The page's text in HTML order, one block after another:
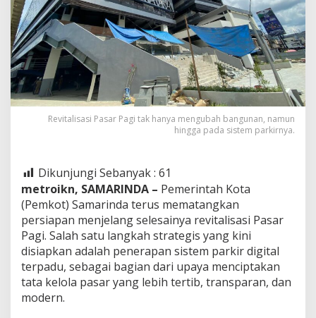
Revitalisasi Pasar Pagi tak hanya mengubah bangunan, namun
hingga pada sistem parkirnya.
Dikunjungi Sebanyak : 61
metroikn, SAMARINDA – Pemerintah Kota
(Pemkot) Samarinda terus mematangkan
persiapan menjelang selesainya revitalisasi Pasar
Pagi. Salah satu langkah strategis yang kini
disiapkan adalah penerapan sistem parkir digital
terpadu, sebagai bagian dari upaya menciptakan
tata kelola pasar yang lebih tertib, transparan, dan
modern.